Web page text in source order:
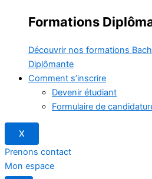
Formations
Découvrir nos formations
Diplômante
Comment s’inscrire
Devenir étudiant
Formulaire de
X
Prenons contact
Mon espace